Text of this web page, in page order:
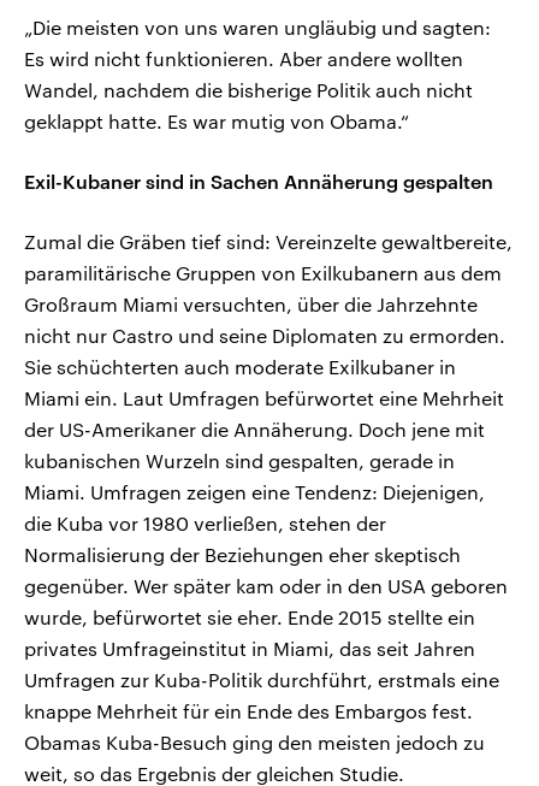
„Die meisten von uns waren ungläubig und sagten:
Es wird nicht funktionieren. Aber andere wollten
Wandel, nachdem die bisherige Politik auch nicht
geklappt hatte. Es war mutig von Obama.“
Exil-Kubaner sind in Sachen Annäherung gespalten
Zumal die Gräben tief sind: Vereinzelte gewaltbereite,
paramilitärische Gruppen von Exilkubanern aus dem
Großraum Miami versuchten, über die Jahrzehnte
nicht nur Castro und seine Diplomaten zu ermorden.
Sie schüchterten auch moderate Exilkubaner in
Miami ein. Laut Umfragen befürwortet eine Mehrheit
der US-Amerikaner die Annäherung. Doch jene mit
kubanischen Wurzeln sind gespalten, gerade in
Miami. Umfragen zeigen eine Tendenz: Diejenigen,
die Kuba vor 1980 verließen, stehen der
Normalisierung der Beziehungen eher skeptisch
gegenüber. Wer später kam oder in den USA geboren
wurde, befürwortet sie eher. Ende 2015 stellte ein
privates Umfrageinstitut in Miami, das seit Jahren
Umfragen zur Kuba-Politik durchführt, erstmals eine
knappe Mehrheit für ein Ende des Embargos fest.
Obamas Kuba-Besuch ging den meisten jedoch zu
weit, so das Ergebnis der gleichen Studie.